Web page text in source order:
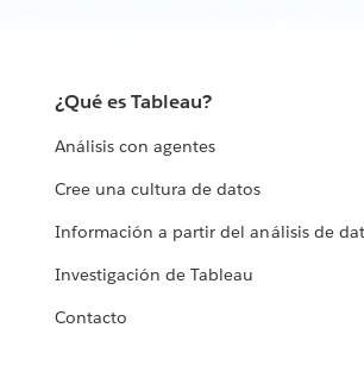
¿Qué es Tableau?
Análisis con agentes
Cree una cultura de datos
Información a partir del análisis de
Investigación de Tableau
Contacto